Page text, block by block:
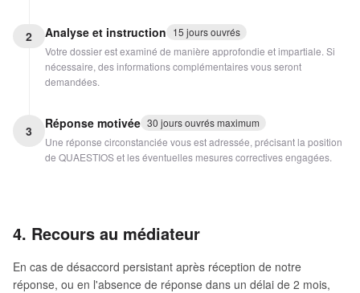
2 Analyse et instruction 15 jours ouvrés
Votre dossier est examiné de manière approfondie et impartiale. Si
nécessaire, des informations complémentaires vous seront
demandées.
3 Réponse motivée 30 jours ouvrés maximum
Une réponse circonstanciée vous est adressée, précisant la position
de QUAESTIOS et les éventuelles mesures correctives engagées.
4. Recours au médiateur
En cas de désaccord persistant après réception de notre
réponse, ou en l'absence de réponse dans un délai de 2 mois,